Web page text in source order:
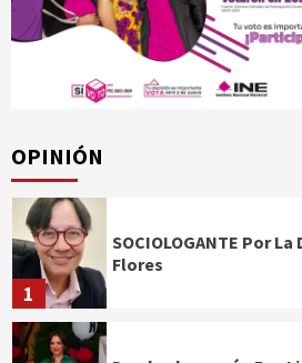
OPINIÓN
1
SOCIOLOGANTE Por
Flores